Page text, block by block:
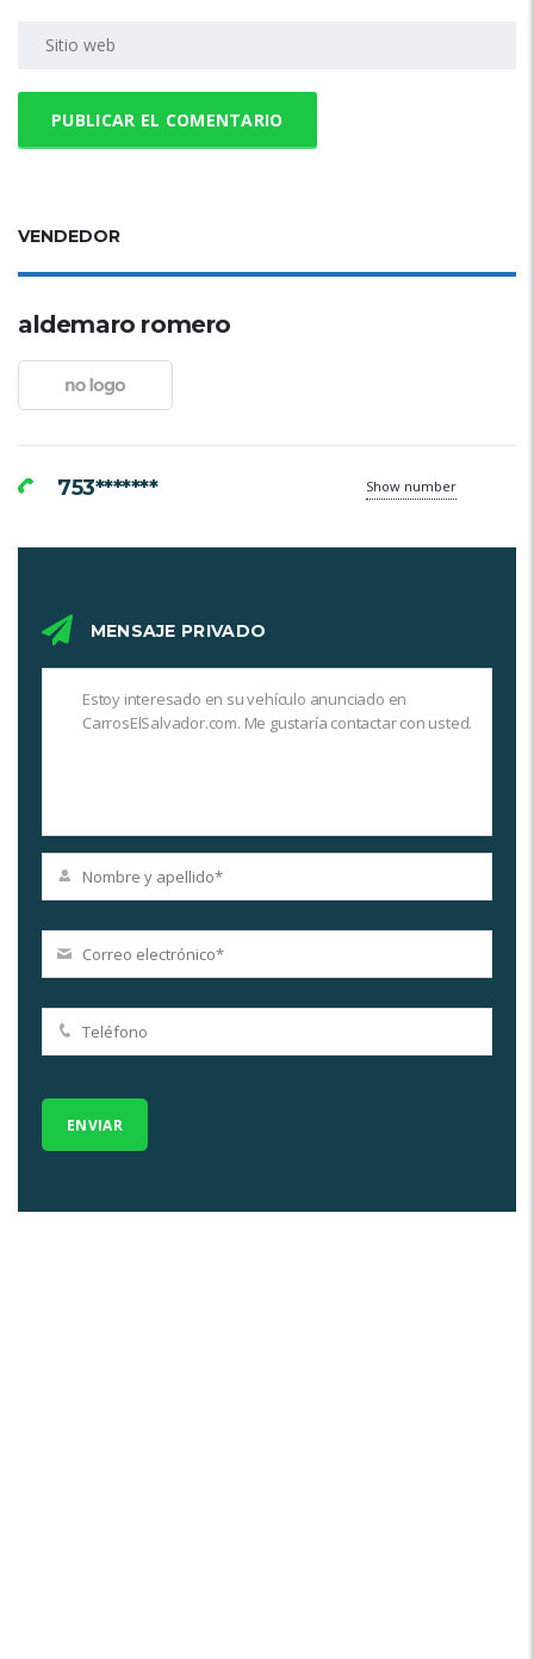
VENDEDOR
aldemaro romero
753******* Show number
MENSAJE PRIVADO